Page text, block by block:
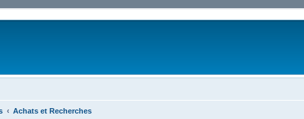
Achats et Recherches